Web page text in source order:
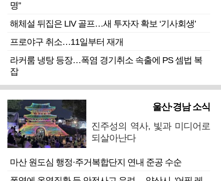
명”
해체설 뒤집은 LIV 골프…새 투자자 확보 ‘기사회생’
프로야구 취소…11일부터 재개
라커룸 냉탕 등장…폭염 경기취소 속출에 PS 셈법 복
잡
울산·경남 소식
진주성의 역사, 빛과 미디어로
되살아난다
마산 원도심 행정·주거복합단지 연내 준공 수순